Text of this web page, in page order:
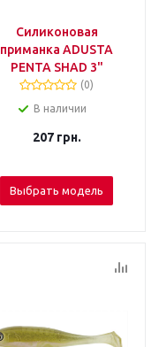
Силиконовая
приманка ADUSTA
PENTA SHAD 3"
(0)
В наличии
207грн.
Выбрать модель